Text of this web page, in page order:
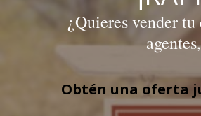
¿Quieres vender
Obtén una oferta